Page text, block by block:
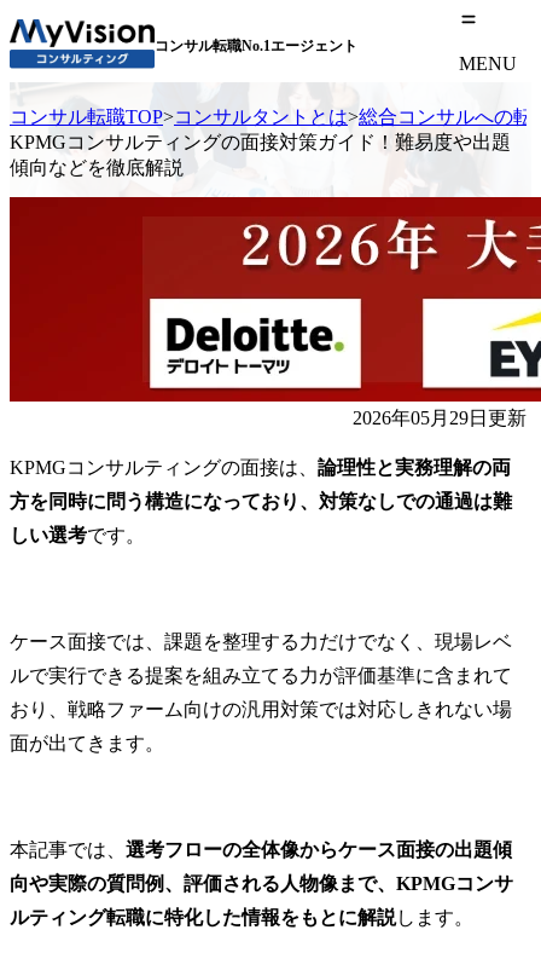
コンサル転職No.1エージェント
MENU
コンサル転職TOP>コンサルタントとは>総合コンサルへの転
KPMGコンサルティングの面接対策ガイド！難易度や出題
傾向などを徹底解説
2026年05月29日更新
KPMGコンサルティングの面接は、 論理性と実務理解の両
方を同時に問う構造になっており、対策なしでの通過は難
しい選考です。
ケース面接では、課題を整理する力だけでなく、現場レベ
ルで実行できる提案を組み立てる力が評価基準に含まれて
おり、戦略ファーム向けの汎用対策では対応しきれない場
面が出てきます。
本記事では、 選考フローの全体像からケース面接の出題傾
向や実際の質問例、評価される人物像まで、KPMGコンサ
ルティング転職に特化した情報をもとに解説します。